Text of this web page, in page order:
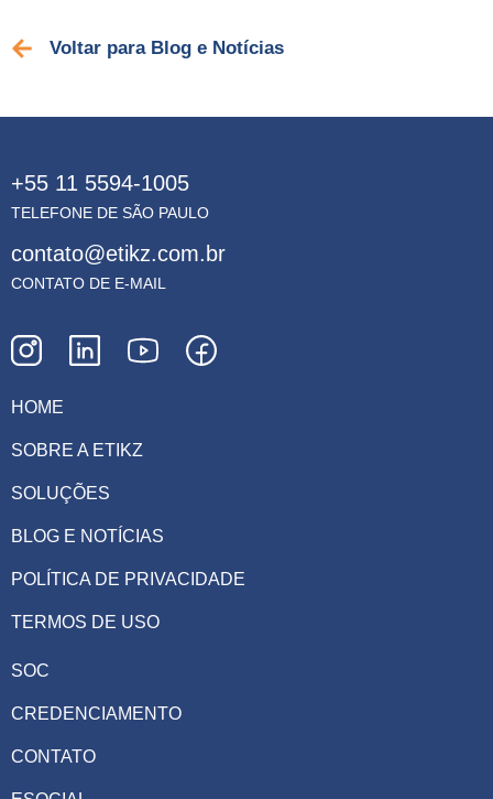
Voltar para Blog e Notícias
+55 11 5594-1005
TELEFONE DE SÃO PAULO
contato@etikz.com.br
CONTATO DE E-MAIL
HOME
SOBRE A ETIKZ
SOLUÇÕES
BLOG E NOTÍCIAS
POLÍTICA DE PRIVACIDADE
TERMOS DE USO
SOC
CREDENCIAMENTO
CONTATO